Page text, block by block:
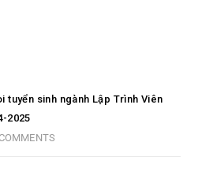
tuyển sinh ngành Lập Trình Viên
2025